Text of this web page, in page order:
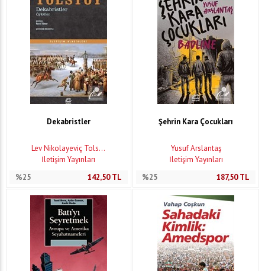
Dekabristler
Lev Nikolayeviç Tols...
İletişim Yayınları
%25
142,50TL
Şehrin Kara Çocukları
Yusuf Arslantaş
İletişim Yayınları
%25
187,50TL